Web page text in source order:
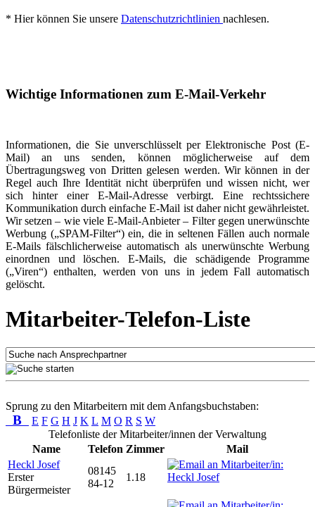
* Hier können Sie unsere Datenschutzrichtlinien nachlesen.
Wichtige Informationen zum E-Mail-Verkehr
Informationen, die Sie unverschlüsselt per Elektronische Post (E-
Mail) an uns senden, können möglicherweise auf dem
Übertragungsweg von Dritten gelesen werden. Wir können in der
Regel auch Ihre Identität nicht überprüfen und wissen nicht, wer
sich hinter einer E-Mail-Adresse verbirgt. Eine rechtssichere
Kommunikation durch einfache E-Mail ist daher nicht gewährleistet.
Wir setzen – wie viele E-Mail-Anbieter – Filter gegen unerwünschte
Werbung („SPAM-Filter“) ein, die in seltenen Fällen auch normale
E-Mails fälschlicherweise automatisch als unerwünschte Werbung
einordnen und löschen. E-Mails, die schädigende Programme
(„Viren“) enthalten, werden von uns in jedem Fall automatisch
gelöscht.
Mitarbeiter-Telefon-Liste
Sprung zu den Mitarbeitern mit dem Anfangsbuchstaben:
B E F G H J K L M O R S W
Telefonliste der Mitarbeiter/innen der Verwaltung
Name
Telefon Zimmer
Mail
Heckl Josef
Erster
Bürgermeister
08145
84-12
1.18